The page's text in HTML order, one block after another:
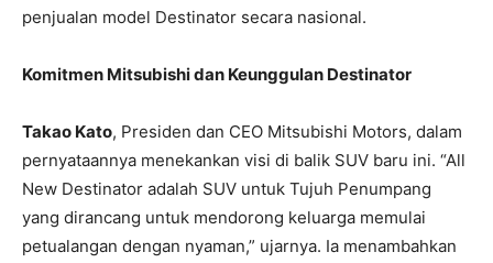
penjualan model Destinator secara nasional.
Komitmen Mitsubishi dan Keunggulan Destinator
Takao Kato, Presiden dan CEO Mitsubishi Motors, dalam
pernyataannya menekankan visi di balik SUV baru ini. “All
New Destinator adalah SUV untuk Tujuh Penumpang
yang dirancang untuk mendorong keluarga memulai
petualangan dengan nyaman,” ujarnya. Ia menambahkan